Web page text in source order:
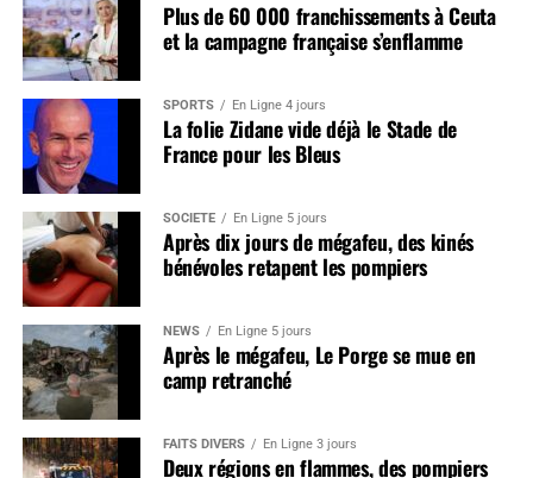
Plus de 60 000 franchissements à Ceuta
et la campagne française s’enflamme
SPORTS En Ligne 4 jours
La folie Zidane vide déjà le Stade de
France pour les Bleus
SOCIÉTÉ En Ligne 5 jours
Après dix jours de mégafeu, des kinés
bénévoles retapent les pompiers
NEWS En Ligne 5 jours
Après le mégafeu, Le Porge se mue en
camp retranché
FAITS DIVERS En Ligne 3 jours
Deux régions en flammes, des pompiers